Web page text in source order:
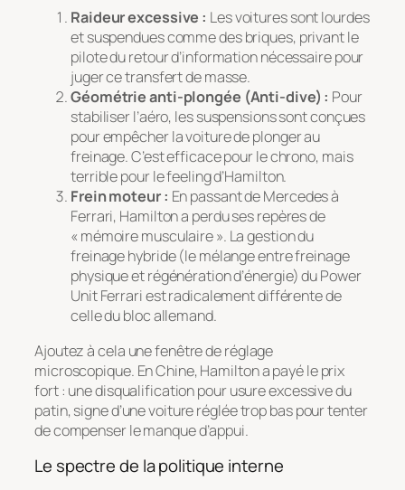
Raideur excessive : Les voitures sont lourdes
et suspendues comme des briques, privant le
pilote du retour d’information nécessaire pour
juger ce transfert de masse.
Géométrie anti-plongée (Anti-dive) : Pour
stabiliser l’aéro, les suspensions sont conçues
pour empêcher la voiture de plonger au
freinage. C’est efficace pour le chrono, mais
terrible pour le feeling d’Hamilton.
Frein moteur : En passant de Mercedes à
Ferrari, Hamilton a perdu ses repères de
« mémoire musculaire ». La gestion du
freinage hybride (le mélange entre freinage
physique et régénération d’énergie) du Power
Unit Ferrari est radicalement différente de
celle du bloc allemand.
Ajoutez à cela une fenêtre de réglage
microscopique. En Chine, Hamilton a payé le prix
fort : une disqualification pour usure excessive du
patin, signe d’une voiture réglée trop bas pour tenter
de compenser le manque d’appui.
Le spectre de la politique interne